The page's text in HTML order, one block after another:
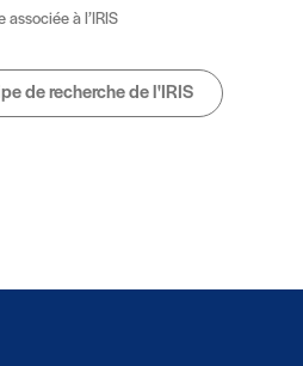
associée à l’IRIS
de recherche de l'IRIS